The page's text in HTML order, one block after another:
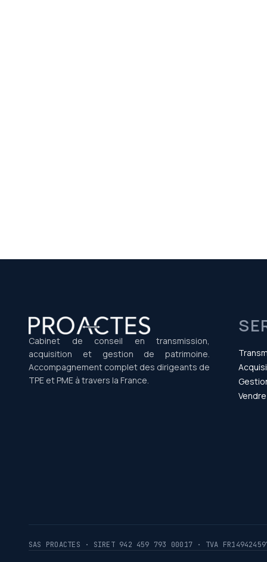
Cabinet de conseil en transmission,
acquisition et gestion de patrimoine.
Accompagnement complet des dirigeants de
TPE et PME à travers la France.
SAS PROACTES · SIRET 942 459 793 00017 · TVA